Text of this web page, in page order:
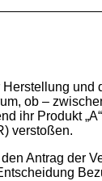
ob –
ihr Produkt
verstoßen.
Antrag der